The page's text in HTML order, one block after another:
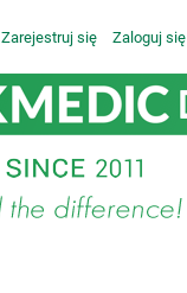
Zarejestruj się Zaloguj się